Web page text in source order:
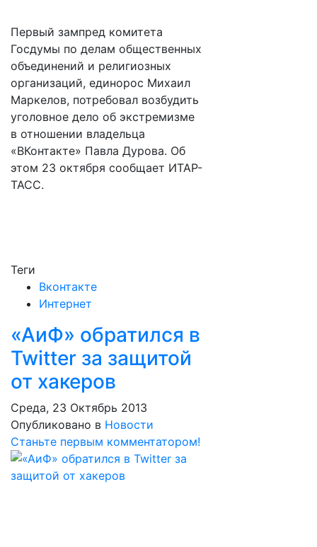
Первый зампред комитета
Госдумы по делам общественных
объединений и религиозных
организаций, единорос Михаил
Маркелов, потребовал возбудить
уголовное дело об экстремизме
в отношении владельца
«ВКонтакте» Павла Дурова. Об
этом 23 октября сообщает ИТАР-
ТАСС.
Теги
Вконтакте
Интернет
«АиФ» обратился в
Twitter за защитой
от хакеров
Среда, 23 Октябрь 2013
Опубликовано в Новости
Станьте первым комментатором!